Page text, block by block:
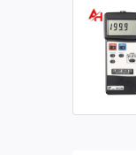
Tia
đo
Đảm